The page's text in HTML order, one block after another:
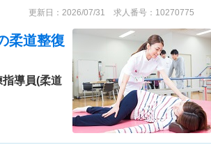
更新日：2026/07/31 求人番号：10270775
柔道整復
指導員(柔道